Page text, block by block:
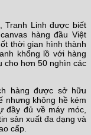
Tranh Linh được biết
hàng đầu Việt
thời gian hình thành
khổng lồ với hàng
cho hơn 50 nghìn các
hàng được sở hữu
nhưng không hề kém
đầy đủ về máy móc,
sản xuất đa dạng và
cấp.